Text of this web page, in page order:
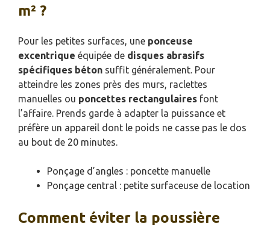
m² ?
Pour les petites surfaces, une ponceuse
excentrique équipée de disques abrasifs
spécifiques béton suffit généralement. Pour
atteindre les zones près des murs, raclettes
manuelles ou poncettes rectangulaires font
l’affaire. Prends garde à adapter la puissance et
préfère un appareil dont le poids ne casse pas le dos
au bout de 20 minutes.
Ponçage d’angles : poncette manuelle
Ponçage central : petite surfaceuse de location
Comment éviter la poussière